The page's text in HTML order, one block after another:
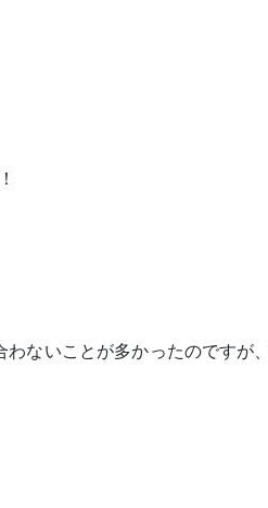
ないことが多かったのです